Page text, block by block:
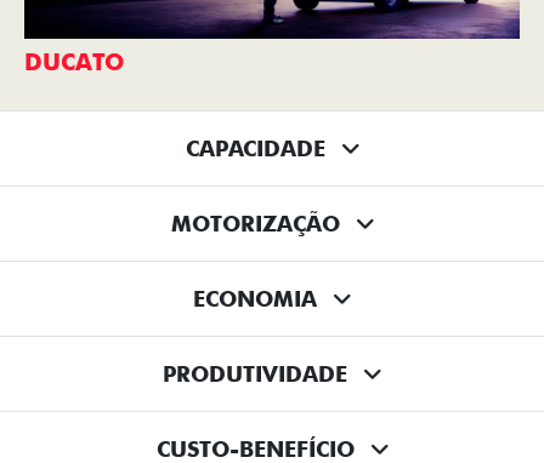
DUCATO
CAPACIDADE
MOTORIZAÇÃO
ECONOMIA
PRODUTIVIDADE
CUSTO-BENEFÍCIO